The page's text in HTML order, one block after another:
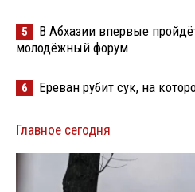
5
В Абхазии впервые
молодёжный форум
6 Ереван рубит сук, на
Главное сегодня